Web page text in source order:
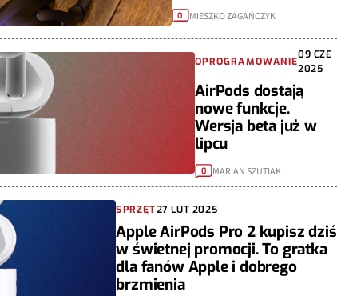
0 MIESZKO ZAGAŃCZYK
OPROGRAMOWANIE
09 CZE
2025
AirPods dostają
nowe funkcje.
Wersja beta już w
lipcu
0 MARIAN SZUTIAK
SPRZĘT27 LUT 2025
Apple AirPods Pro 2 kupisz dziś
w świetnej promocji. To gratka
dla fanów Apple i dobrego
brzmienia